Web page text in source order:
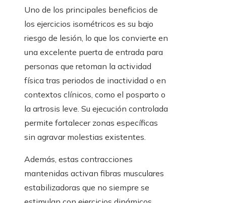
Uno de los principales beneficios de
los ejercicios isométricos es su bajo
riesgo de lesión, lo que los convierte en
una excelente puerta de entrada para
personas que retoman la actividad
física tras periodos de inactividad o en
contextos clínicos, como el posparto o
la artrosis leve. Su ejecución controlada
permite fortalecer zonas específicas
sin agravar molestias existentes.
Además, estas contracciones
mantenidas activan fibras musculares
estabilizadoras que no siempre se